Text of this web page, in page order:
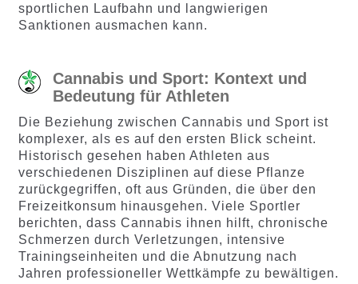
sportlichen Laufbahn und langwierigen
Sanktionen ausmachen kann.
Cannabis und Sport: Kontext und
Bedeutung für Athleten
Die Beziehung zwischen Cannabis und Sport ist
komplexer, als es auf den ersten Blick scheint.
Historisch gesehen haben Athleten aus
verschiedenen Disziplinen auf diese Pflanze
zurückgegriffen, oft aus Gründen, die über den
Freizeitkonsum hinausgehen. Viele Sportler
berichten, dass Cannabis ihnen hilft, chronische
Schmerzen durch Verletzungen, intensive
Trainingseinheiten und die Abnutzung nach
Jahren professioneller Wettkämpfe zu bewältigen.